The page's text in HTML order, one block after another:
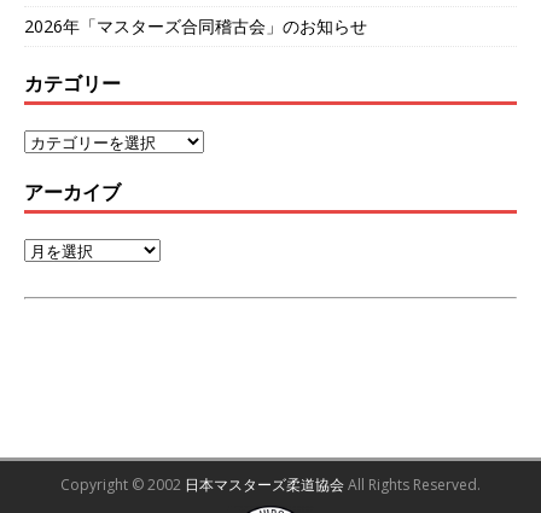
2026年「マスターズ合同稽古会」のお知らせ
カテゴリー
アーカイブ
Copyright © 2002 日本マスターズ柔道協会All Rights Reserved.